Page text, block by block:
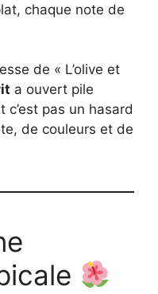
chaque note de
de « L’olive et
a ouvert pile
c’est pas un hasard
de couleurs et de